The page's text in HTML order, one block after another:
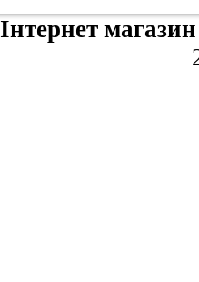
Інтернет